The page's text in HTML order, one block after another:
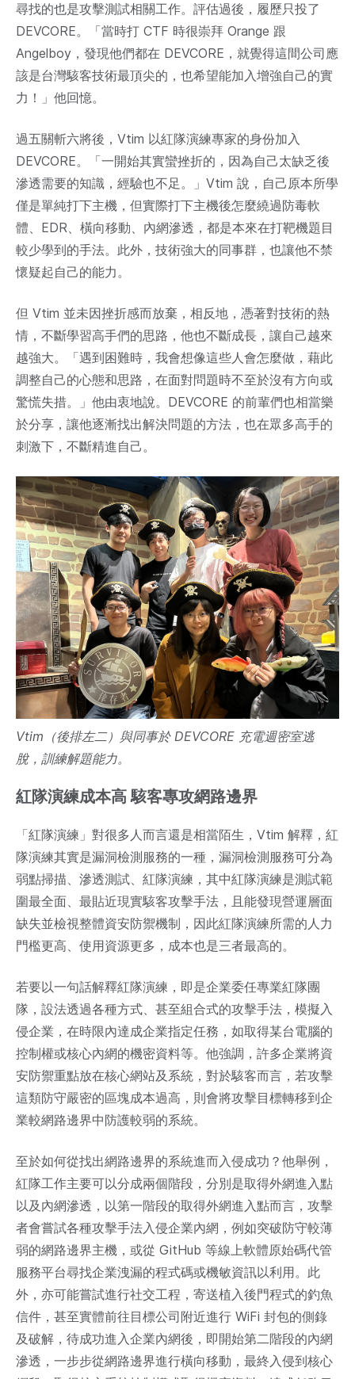
尋找的也是攻擊測試相關工作。評估過後，履歷只投了
DEVCORE。「當時打 CTF 時很崇拜 Orange 跟
Angelboy，發現他們都在 DEVCORE，就覺得這間公司應
該是台灣駭客技術最頂尖的，也希望能加入增強自己的實
力！」他回憶。
過五關斬六將後，Vtim 以紅隊演練專家的身份加入
DEVCORE。「一開始其實蠻挫折的，因為自己太缺乏後
滲透需要的知識，經驗也不足。」Vtim 說，自己原本所學
僅是單純打下主機，但實際打下主機後怎麼繞過防毒軟
體、EDR、橫向移動、內網滲透，都是本來在打靶機題目
較少學到的手法。此外，技術強大的同事群，也讓他不禁
懷疑起自己的能力。
但 Vtim 並未因挫折感而放棄，相反地，憑著對技術的熱
情，不斷學習高手們的思路，他也不斷成長，讓自己越來
越強大。「遇到困難時，我會想像這些人會怎麼做，藉此
調整自己的心態和思路，在面對問題時不至於沒有方向或
驚慌失措。」他由衷地說。DEVCORE 的前輩們也相當樂
於分享，讓他逐漸找出解決問題的方法，也在眾多高手的
刺激下，不斷精進自己。
Vtim（後排左二）與同事於 DEVCORE 充電週密室逃
脫，訓練解題能力。
紅隊演練成本高 駭客專攻網路邊界
「紅隊演練」對很多人而言還是相當陌生，Vtim 解釋，紅
隊演練其實是漏洞檢測服務的一種，漏洞檢測服務可分為
弱點掃描、滲透測試、紅隊演練，其中紅隊演練是測試範
圍最全面、最貼近現實駭客攻擊手法，且能發現營運層面
缺失並檢視整體資安防禦機制，因此紅隊演練所需的人力
門檻更高、使用資源更多，成本也是三者最高的。
若要以一句話解釋紅隊演練，即是企業委任專業紅隊團
隊，設法透過各種方式、甚至組合式的攻擊手法，模擬入
侵企業，在時限內達成企業指定任務，如取得某台電腦的
控制權或核心內網的機密資料等。他強調，許多企業將資
安防禦重點放在核心網站及系統，對於駭客而言，若攻擊
這類防守嚴密的區塊成本過高，則會將攻擊目標轉移到企
業較網路邊界中防護較弱的系統。
至於如何從找出網路邊界的系統進而入侵成功？他舉例，
紅隊工作主要可以分成兩個階段，分別是取得外網進入點
以及內網滲透，以第一階段的取得外網進入點而言，攻擊
者會嘗試各種攻擊手法入侵企業內網，例如突破防守較薄
弱的網路邊界主機，或從 GitHub 等線上軟體原始碼代管
服務平台尋找企業洩漏的程式碼或機敏資訊以利用。此
外，亦可能嘗試進行社交工程，寄送植入後門程式的釣魚
信件，甚至實體前往目標公司附近進行 WiFi 封包的側錄
及破解，待成功進入企業內網後，即開始第二階段的內網
滲透，一步步從網路邊界進行橫向移動，最終入侵到核心